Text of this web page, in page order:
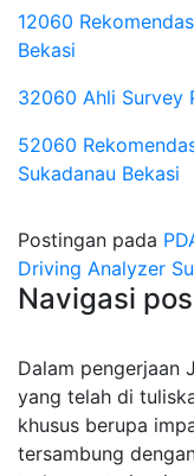
12060
Bekasi
32060 Ahli Survey
52060
Sukadanau Bekasi
Postingan pada
Driving Analyzer
Navigasi pos
Dalam pengerjaan
yang telah di
khusus berupa
tersambung